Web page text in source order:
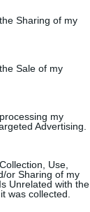
Sharing of my
Sale of my
my
Advertising.
Use,
or Sharing of my
Unrelated with the
was collected.